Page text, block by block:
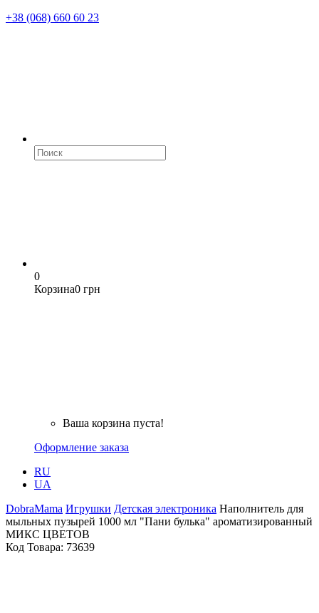
+38 (068) 660 60 23
0
Корзина0 грн
Ваша корзина пуста!
Оформление заказа
RU
UA
DobraMama Игрушки Детская электроника Наполнитель для
мыльных пузырей 1000 мл "Пани булька" ароматизированный
МИКС ЦВЕТОВ
Код Товара: 73639